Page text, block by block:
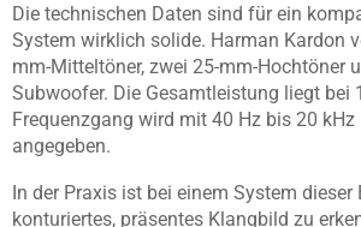
Die technischen Daten sind für ein
System wirklich solide. Harman Kardon
mm-Mitteltöner, zwei 25-mm-Hochtöner
Subwoofer. Die Gesamtleistung liegt bei
Frequenzgang wird mit 40 Hz bis 20 kHz
angegeben.
In der Praxis ist bei einem System
konturiertes, präsentes Klangbild zu